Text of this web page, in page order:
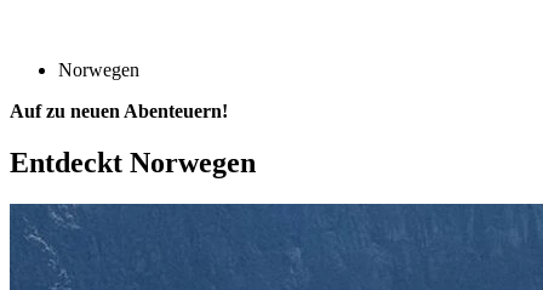
Norwegen
Auf zu neuen Abenteuern!
Entdeckt Norwegen